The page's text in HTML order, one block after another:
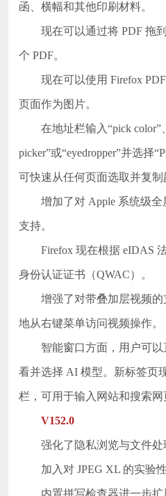
函、横幅和其他印刷材料。
现在可以通过将 PDF 拖到
个 PDF。
现在可以使用 Firefox PDF
页面作为图片。
在地址栏输入“pick color”
picker”或“eyedropper”并选择
可快速从任何页面选取并复制
增加了对 Apple 系统级全
支持。
Firefox 现在根据 eIDAS
身份认证证书（QWAC）。
增强了对带叠加层视频的
地从右键菜单访问视频操作。
智能窗口方面，用户可以
看并选择 AI 模型。新标签页
栏，可用于输入网站和搜索网
V152.0
强化了隐私浏览与文件处
加入对 JPEG XL 的实验性